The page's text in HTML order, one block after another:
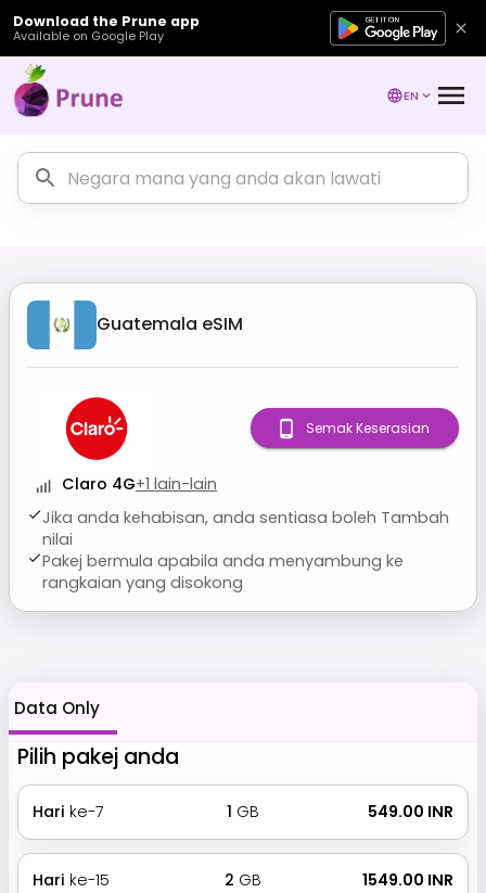
Download the Prune app
Available on Google Play
EN
Guatemala eSIM
Claro 4G+1 lain-lain
Jika anda kehabisan, anda sentiasa boleh Tambah
nilai
Pakej bermula apabila anda menyambung ke
rangkaian yang disokong
Semak Keserasian
Data Only
Pilih pakej anda
Hari ke-7 1 GB ₹ 549.00 INR
Hari ke-15 2 GB ₹ 1549.00 INR